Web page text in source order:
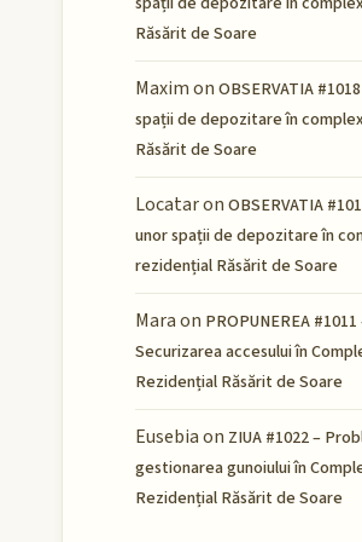
Răsărit de Soare
Maximon OBSERVATIA
spații de depozitare în
Răsărit de Soare
Locataron OBSERVATIA
unor spații de depozitare în
rezidențial Răsărit de Soare
Maraon PROPUNEREA #1011
Securizarea accesului în
Rezidențial Răsărit de Soare
Eusebiaon ZIUA #1022 –
gestionarea gunoiului în
Rezidențial Răsărit de Soare